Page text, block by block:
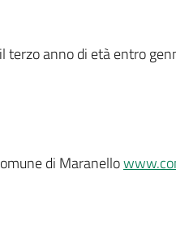
terzo anno di età entro
di Maranello